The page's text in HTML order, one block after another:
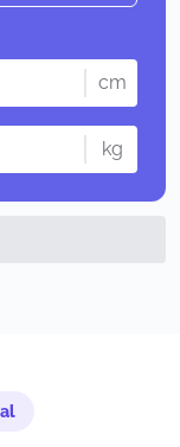
cm
kg